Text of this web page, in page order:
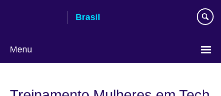
Brasil
Menu
language